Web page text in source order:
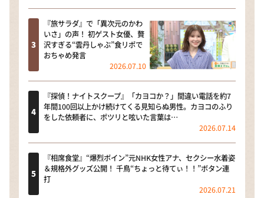
『旅サラダ』で「異次元のかわ
いさ」の声！ 初ゲスト女優、贅
沢すぎる“雲丹しゃぶ”食リポで
おちゃめ発言
2026.07.10
『探偵！ナイトスクープ』「カヨコか？」間違い電話を約7
年間100回以上かけ続けてくる見知らぬ男性。カヨコのふり
をした依頼者に、ポツリと呟いた言葉は…
2026.07.14
『相席食堂』“爆烈ボイン”元NHK女性アナ、セクシー水着姿
＆規格外グッズ公開！ 千鳥“ちょっと待てぃ！！”ボタン連
打
2026.07.21